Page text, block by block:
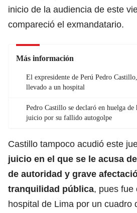
inicio de la audiencia de este
compareció el exmandatario.
Más información
El expresidente de Perú Pedro
llevado a un hospital
Pedro Castillo se declaró en huelga de
juicio por su fallido autogolpe
Castillo tampoco acudió este
juicio en el que se le acusa
de autoridad y grave
tranquilidad pública, pues fue
hospital de Lima por un cuadro